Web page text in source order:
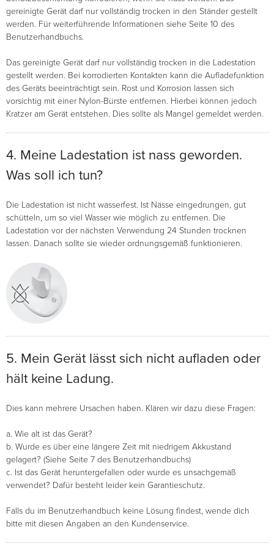
gereinigte Gerät darf nur vollständig trocken in den Ständer gestellt
werden. Für weiterführende Informationen siehe Seite 10 des
Benutzerhandbuchs.
Das gereinigte Gerät darf nur vollständig trocken in die Ladestation
gestellt werden. Bei korrodierten Kontakten kann die Aufladefunktion
des Geräts beeinträchtigt sein. Rost und Korrosion lassen sich
vorsichtig mit einer Nylon-Bürste entfernen. Hierbei können jedoch
Kratzer am Gerät entstehen. Dies sollte als Mangel gemeldet werden.
4. Meine Ladestation ist nass geworden.
Was soll ich tun?
Die Ladestation ist nicht wasserfest. Ist Nässe eingedrungen, gut
schütteln, um so viel Wasser wie möglich zu entfernen. Die
Ladestation vor der nächsten Verwendung 24 Stunden trocknen
lassen. Danach sollte sie wieder ordnungsgemäß funktionieren.
5. Mein Gerät lässt sich nicht aufladen oder
hält keine Ladung.
Dies kann mehrere Ursachen haben. Klären wir dazu diese Fragen:
a. Wie alt ist das Gerät?
b. Wurde es über eine längere Zeit mit niedrigem Akkustand
gelagert? (Siehe Seite 7 des Benutzerhandbuchs)
c. Ist das Gerät heruntergefallen oder wurde es unsachgemäß
verwendet? Dafür besteht leider kein Garantieschutz.
Falls du im Benutzerhandbuch keine Lösung findest, wende dich
bitte mit diesen Angaben an den Kundenservice.